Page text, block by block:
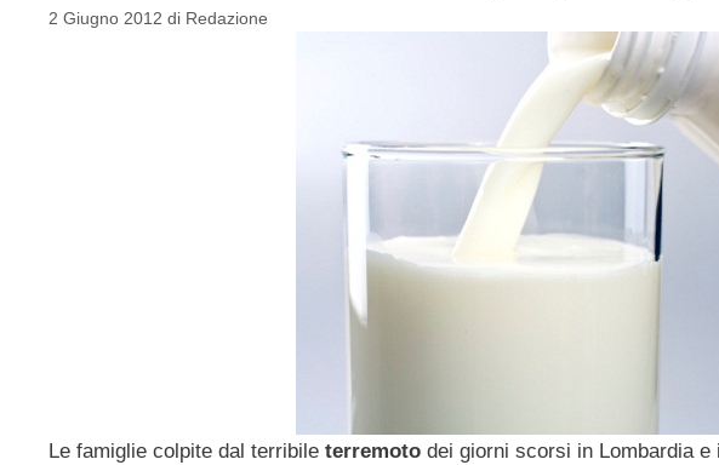
2 Giugno 2012 di Redazione
Le famiglie colpite dal terribile terremoto dei giorni scorsi in Lombardia